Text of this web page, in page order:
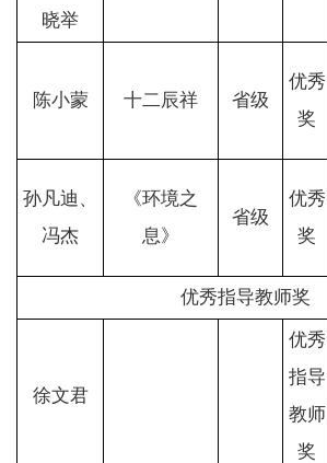
晓举
陈小蒙 十二辰祥 省级
优秀
奖
孙凡迪、
冯杰
《环境之
息》
省级
优秀
奖
优秀指导教师奖
徐文君
优秀
指导
教师
奖